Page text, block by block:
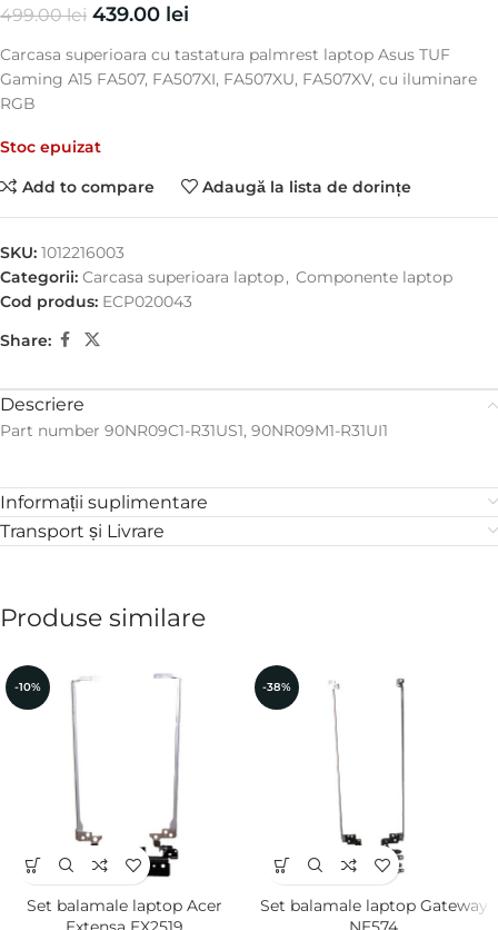
499.00lei 439.00 lei
Carcasa superioara cu tastatura palmrest laptop Asus TUF
Gaming A15 FA507, FA507XI, FA507XU, FA507XV, cu iluminare
RGB
Stoc epuizat
Add to compare
Adaugă la lista de dorințe
SKU: 1012216003
Categorii: Carcasa superioara laptop, Componente laptop
Cod produs: ECP020043
Share:
Descriere
Part number 90NR09C1-R31US1, 90NR09M1-R31UI1
Informații suplimentare
Transport și Livrare
Produse similare
-10%
Set balamale laptop Acer
-38%
Set balamale laptop Gateway